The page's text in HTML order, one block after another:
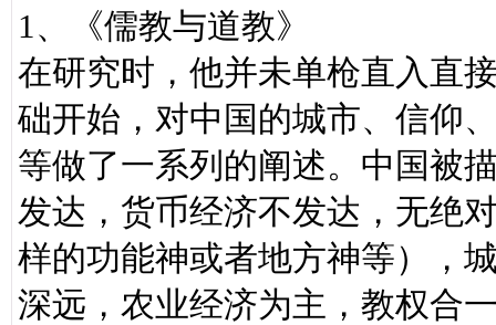
1、《儒教与道教》
在研究时，他并未单枪直入直
础开始，对中国的城市、信仰
等做了一系列的阐述。中国被
发达，货币经济不发达，无绝
样的功能神或者地方神等），
深远，农业经济为主，教权合